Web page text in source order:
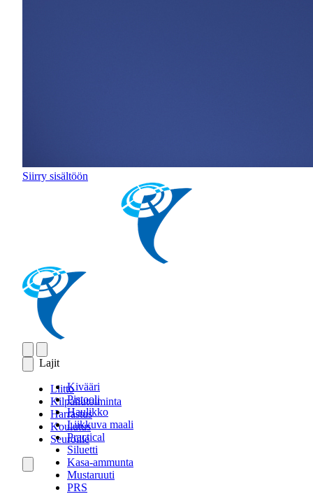
Siirry sisältöön
Lajit
Kivääri
Pistooli
Haulikko
Liikkuva maali
Practical
Siluetti
Kasa-ammunta
Mustaruuti
PRS
Liitto
Kilpailutoiminta
Harrastus
Koulutus
Seuroille